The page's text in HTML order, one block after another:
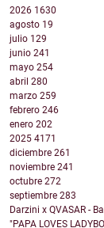
2026 1630
agosto 19
julio 129
junio 241
mayo 254
abril 280
marzo 259
febrero 246
enero 202
2025 4171
diciembre 261
noviembre 241
octubre 272
septiembre 283
Darzini x QVASAR -
"PAPA LOVES